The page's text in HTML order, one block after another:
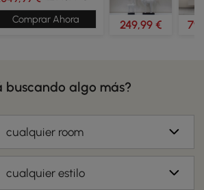
Comprar Ahora
249,99 €
buscando algo más?
cualquier room
cualquier estilo